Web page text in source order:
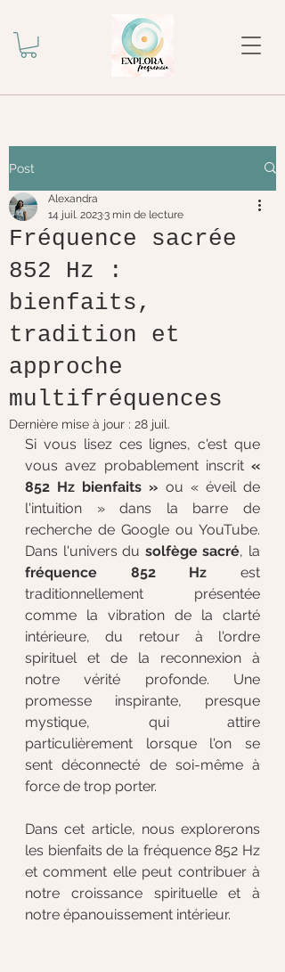
Post
Fréquence sacrée
852 Hz :
bienfaits,
tradition et
approche
multifréquences
Alexandra
14 juil. 20233 min de lecture
Dernière mise à jour : 28 juil.
Si vous lisez ces lignes, c'est que
vous avez probablement inscrit «
852 Hz bienfaits » ou « éveil de
l'intuition » dans la barre de
recherche de Google ou YouTube.
Dans l'univers du solfège sacré
fréquence 852 Hz est
traditionnellement présentée
comme la vibration de la clarté
intérieure, du retour à l'ordre
spirituel et de la reconnexion à
notre vérité profonde. Une
promesse inspirante, presque
mystique, qui attire
particulièrement lorsque l'on se
sent déconnecté de soi-même à
force de trop porter.
Dans cet article, nous explorerons
les bienfaits de la fréquence 852 Hz
et comment elle peut contribuer à
notre croissance spirituelle et à
notre épanouissement intérieur.